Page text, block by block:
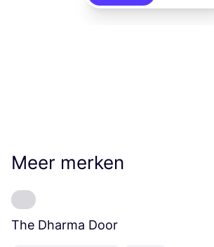
Meer merken
The Dharma Door